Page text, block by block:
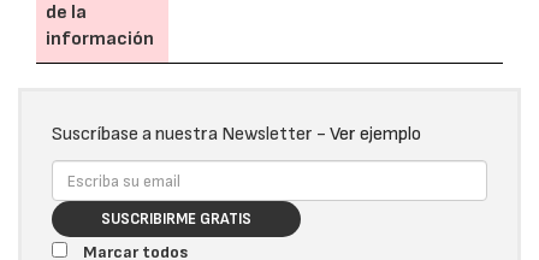
de la
información
Suscríbase a nuestra Newsletter - Ver ejemplo
SUSCRIBIRME GRATIS
Marcar todos